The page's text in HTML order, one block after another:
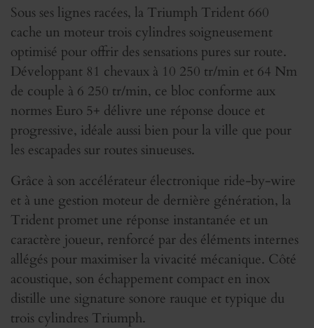
Sous ses lignes racées, la Triumph Trident 660
cache un moteur trois cylindres soigneusement
optimisé pour offrir des sensations pures sur route.
Développant 81 chevaux à 10 250 tr/min et 64 Nm
de couple à 6 250 tr/min, ce bloc conforme aux
normes Euro 5+ délivre une réponse douce et
progressive, idéale aussi bien pour la ville que pour
les escapades sur routes sinueuses.
Grâce à son accélérateur électronique ride-by-wire
et à une gestion moteur de dernière génération, la
Trident promet une réponse instantanée et un
caractère joueur, renforcé par des éléments internes
allégés pour maximiser la vivacité mécanique. Côté
acoustique, son échappement compact en inox
distille une signature sonore rauque et typique du
trois cylindres Triumph.